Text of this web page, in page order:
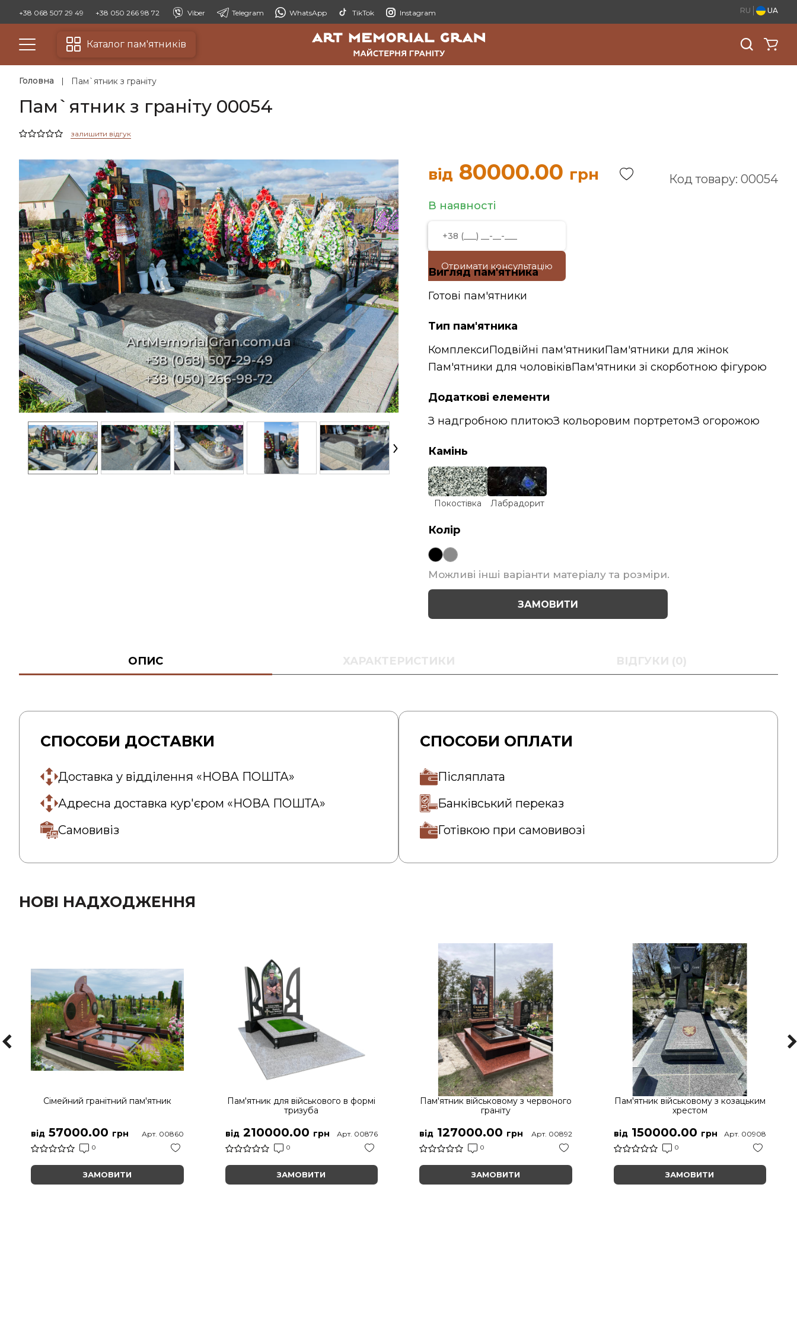
+38 068 507 29 49 +38 050 266 98 72 Viber Telegram WhatsApp TikTok Instagram RU UA
Каталог пам'ятників
Головна Пам`ятник з граніту
Пам`ятник з граніту 00054
залишити відгук
від 80000.00 грн Код товару: 00054
В наявності
Отримати консультацію
Вигляд пам'ятника
Готові пам'ятники
Тип пам'ятника
КомплексиПодвійні пам'ятникиПам'ятники для жінок
Пам'ятники для чоловіківПам'ятники зі скорботною фігурою
Додаткові елементи
З надгробною плитоюЗ кольоровим портретомЗ огорожою
Камінь
Покостівка Лабрадорит
Колір
Можливі інші варіанти матеріалу та розміри.
ЗАМОВИТИ
ОПИС ХАРАКТЕРИСТИКИ ВІДГУКИ (0)
СПОСОБИ ДОСТАВКИ
Доставка у відділення «НОВА ПОШТА»
Адресна доставка кур'єром «НОВА ПОШТА»
Самовивіз
СПОСОБИ ОПЛАТИ
Післяплата
Банківський переказ
Готівкою при самовивозі
НОВІ НАДХОДЖЕННЯ
Сімейний гранітний пам'ятник
від 57000.00 грн
0
Арт. 00860
ЗАМОВИТИ
Пам'ятник для військового в формі
тризуба
від210000.00 грн
0
Арт. 00876
ЗАМОВИТИ
Пам'ятник військовому з червоного
граніту
від 127000.00 грн
0
Арт. 00892
ЗАМОВИТИ
Пам'ятник військовому з козацьким
хрестом
від150000.00 грн
0
Арт. 00908
ЗАМОВИТИ